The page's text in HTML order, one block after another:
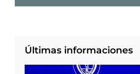
Últimas informaciones